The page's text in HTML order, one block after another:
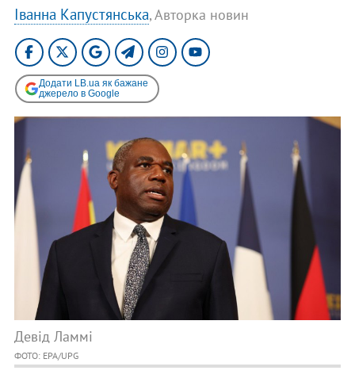
Іванна Капустянська, Авторка новин
Додати LB.ua як бажане
джерело в Google
Девід Ламмі
ФОТО: EPA/UPG